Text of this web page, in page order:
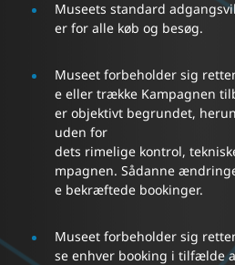
Museets standard
er for alle køb og besøg.
Museet forbeholder sig
e eller trække Kampagnen
er objektivt begrundet,
uden for
dets rimelige kontrol,
mpagnen. Sådanne
e bekræftede bookinger.
Museet forbeholder sig
se enhver booking i tilfælde